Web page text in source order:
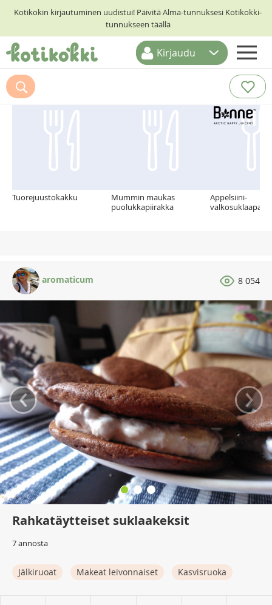
Kotikokin kirjautuminen uudistui! Päivitä Alma-tunnuksesi Kotikokki-
tunnukseen täällä
ETUSIVU
RESEPTIHAKU
Kirjaudu
Suosittelemme myös
Tuorejuustokakku
Mummin maukas
puolukkapiirakka
Appelsiini-
aromaticum 8 054
‹ ›
Rahkatäytteiset suklaakeksit
7 annosta
Jälkiruoat Makeat leivonnaiset Kasvisruoka